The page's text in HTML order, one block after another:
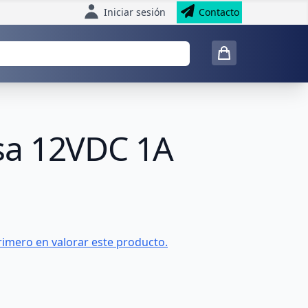
Iniciar sesión Contacto
12VDC 1A
en valorar este producto.